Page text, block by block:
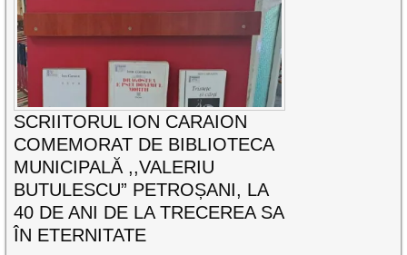
SCRIITORUL ION CARAION
COMEMORAT DE BIBLIOTECA
MUNICIPALĂ ,,VALERIU
BUTULESCU” PETROȘANI, LA
40 DE ANI DE LA TRECEREA SA
ÎN ETERNITATE